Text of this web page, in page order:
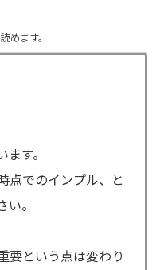
めます。
す。
点でのインプル、と
。
要という点は変わり